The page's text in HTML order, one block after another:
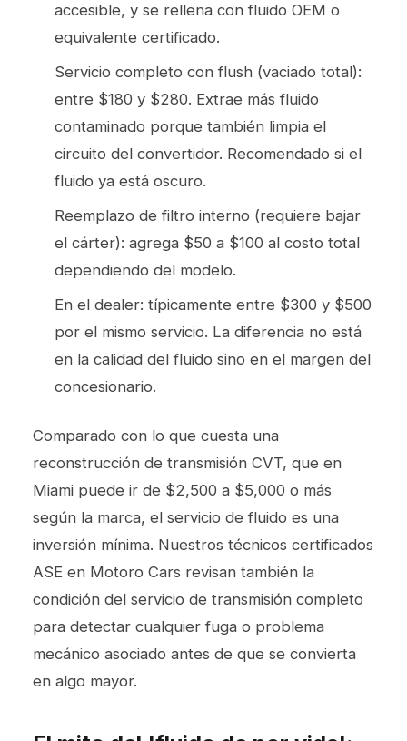
accesible, y se rellena con fluido OEM o
equivalente certificado.
Servicio completo con flush (vaciado total):
entre $180 y $280. Extrae más fluido
contaminado porque también limpia el
circuito del convertidor. Recomendado si el
fluido ya está oscuro.
Reemplazo de filtro interno (requiere bajar
el cárter): agrega $50 a $100 al costo total
dependiendo del modelo.
En el dealer: típicamente entre $300 y $500
por el mismo servicio. La diferencia no está
en la calidad del fluido sino en el margen del
concesionario.
Comparado con lo que cuesta una
reconstrucción de transmisión CVT, que en
Miami puede ir de $2,500 a $5,000 o más
según la marca, el servicio de fluido es una
inversión mínima. Nuestros técnicos certificados
ASE en Motoro Cars revisan también la
condición del servicio de transmisión completo
para detectar cualquier fuga o problema
mecánico asociado antes de que se convierta
en algo mayor.